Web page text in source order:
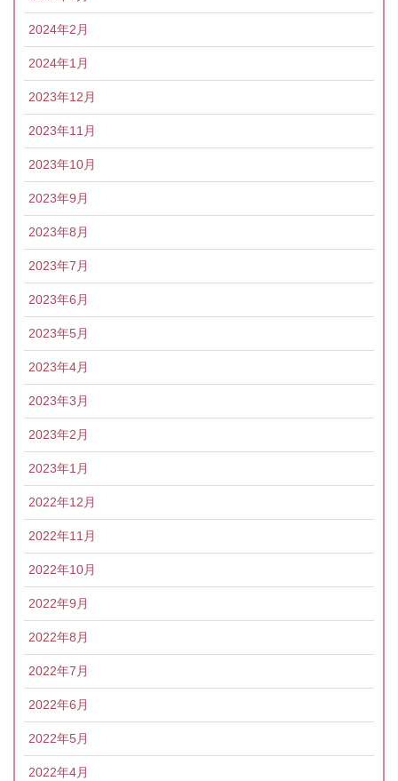
2024年2月
2024年1月
2023年12月
2023年11月
2023年10月
2023年9月
2023年8月
2023年7月
2023年6月
2023年5月
2023年4月
2023年3月
2023年2月
2023年1月
2022年12月
2022年11月
2022年10月
2022年9月
2022年8月
2022年7月
2022年6月
2022年5月
2022年4月